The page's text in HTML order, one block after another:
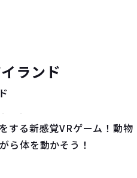
ランド
する新感覚VRゲーム！動物
ら体を動かそう！